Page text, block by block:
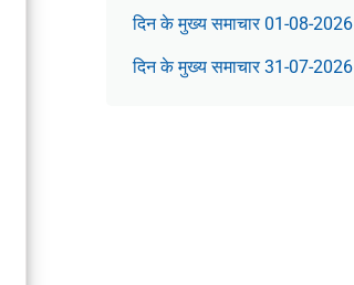
दिन के मुख्य समाचार 01-08-2026
दिन के मुख्य समाचार 31-07-2026